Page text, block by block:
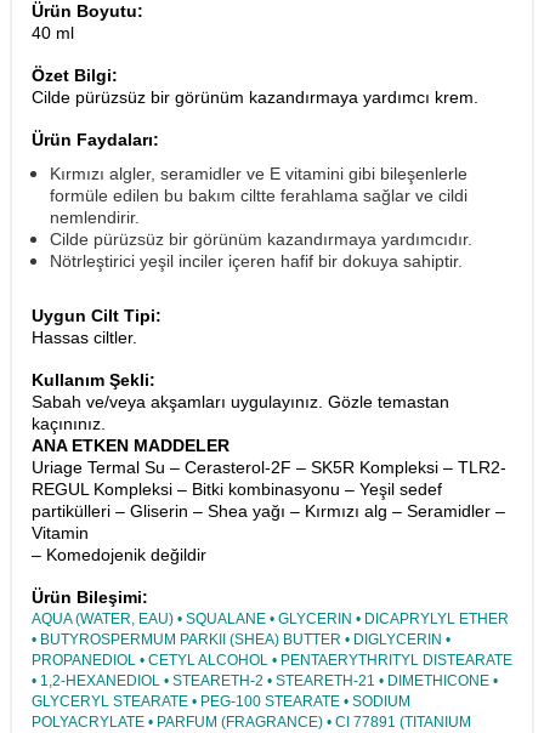
Ürün Boyutu:
40 ml
Özet Bilgi:
Cilde pürüzsüz bir görünüm kazandırmaya yardımcı krem.
Ürün Faydaları:
Kırmızı algler, seramidler ve E vitamini gibi bileşenlerle
formüle edilen bu bakım ciltte ferahlama sağlar ve cildi
nemlendirir.
Cilde pürüzsüz bir görünüm kazandırmaya yardımcıdır.
Nötrleştirici yeşil inciler içeren hafif bir dokuya sahiptir.
Uygun Cilt Tipi:
Hassas ciltler.
Kullanım Şekli:
Sabah ve/veya akşamları uygulayınız. Gözle temastan
kaçınınız.
ANA ETKEN MADDELER
Uriage Termal Su – Cerasterol-2F – SK5R Kompleksi – TLR2-
REGUL Kompleksi – Bitki kombinasyonu – Yeşil sedef
partikülleri – Gliserin – Shea yağı – Kırmızı alg – Seramidler –
Vitamin
– Komedojenik değildir
Ürün Bileşimi:
AQUA (WATER, EAU) • SQUALANE • GLYCERIN • DICAPRYLYL ETHER
• BUTYROSPERMUM PARKII (SHEA) BUTTER • DIGLYCERIN •
PROPANEDIOL • CETYL ALCOHOL • PENTAERYTHRITYL DISTEARATE
• 1,2-HEXANEDIOL • STEARETH-2 • STEARETH-21 • DIMETHICONE •
GLYCERYL STEARATE • PEG-100 STEARATE • SODIUM
POLYACRYLATE • PARFUM (FRAGRANCE) • CI 77891 (TITANIUM